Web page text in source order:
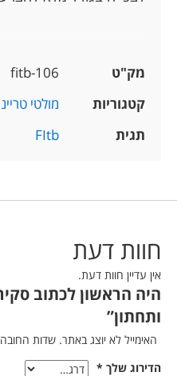
מק"ט
fitb-106
קטגוריות
מולטי
תגית
FItb
חוות דעת
אין עדיין חוות דעת.
היה הראשון לכתוב
ותחתון”
האימייל לא יוצג באתר. שדות
הדירוג שלך *